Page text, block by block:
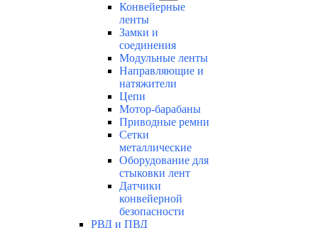
Конвейерные
ленты
Замки и
соединения
Модульные ленты
Направляющие и
натяжители
Цепи
Мотор-барабаны
Приводные ремни
Сетки
металлические
Оборудование для
стыковки лент
Датчики
конвейерной
безопасности
РВД и ПВД